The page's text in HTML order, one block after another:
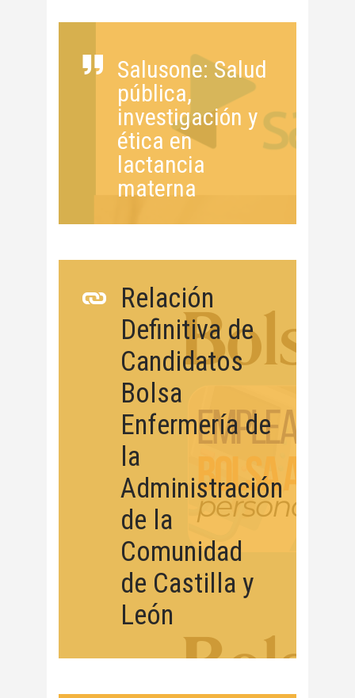
Salusone: Salud
pública,
investigación y
ética en
lactancia
materna
Relación
Definitiva de
Candidatos
Bolsa
Enfermería de
la
Administración
de la
Comunidad
de Castilla y
León